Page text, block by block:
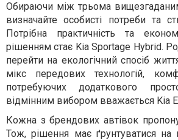
Обираючи між трьома
визначайте особисті потреби та
Потрібна практичність та
рішенням стає Kia Sportage Hybrid.
перейти на екологічний спосіб
мікс передових технологій,
потребуючих додаткового
відмінним вибором вважається Kia
Кожна з брендових автівок
Тож, рішення має ґрунтуватися на